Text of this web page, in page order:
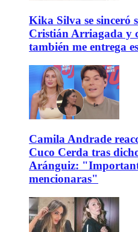
Kika Silva se sinceró
Cristián Arriagada y
también me entrega
Camila Andrade
Cuco Cerda tras
Aránguiz:
mencionaras"